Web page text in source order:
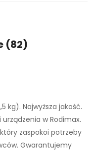
(82)
kg). Najwyższa jakość.
w Rodimax.
zaspokoi potrzeby
Gwarantujemy